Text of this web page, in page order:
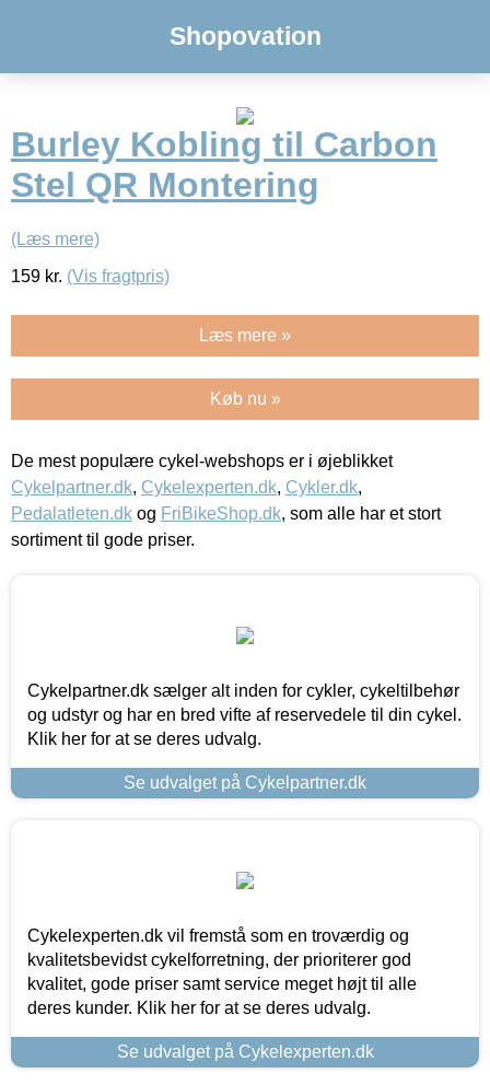
Shopovation
Burley Kobling til Carbon
Stel QR Montering
(Læs mere)
159 kr. (Vis fragtpris)
Læs mere »
Køb nu »
De mest populære cykel-webshops er i øjeblikket
Cykelpartner.dk, Cykelexperten.dk, Cykler.dk,
Pedalatleten.dk og FriBikeShop.dk, som alle har et stort
sortiment til gode priser.
Cykelpartner.dk sælger alt inden for cykler, cykeltilbehør
og udstyr og har en bred vifte af reservedele til din cykel.
Klik her for at se deres udvalg.
Se udvalget på Cykelpartner.dk
Cykelexperten.dk vil fremstå som en troværdig og
kvalitetsbevidst cykelforretning, der prioriterer god
kvalitet, gode priser samt service meget højt til alle
deres kunder. Klik her for at se deres udvalg.
Se udvalget på Cykelexperten.dk